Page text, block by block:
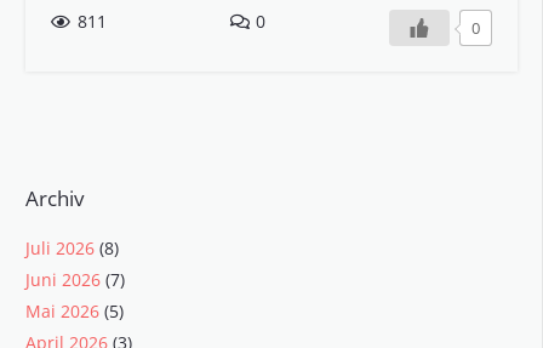
811 0 0
Archiv
Juli 2026 (8)
Juni 2026 (7)
Mai 2026 (5)
April 2026 (3)